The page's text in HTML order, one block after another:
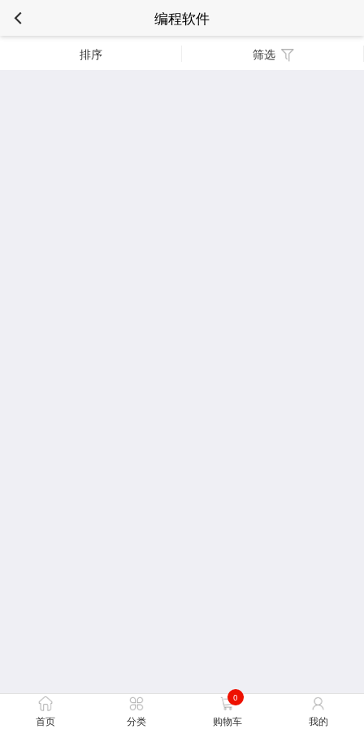
编程软件
排序 筛选
首页 分类
0
购物车 我的